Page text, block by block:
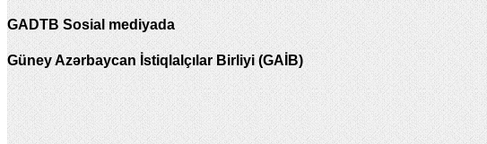
GADTB Sosial mediyada
Güney Azərbaycan İstiqlalçılar Birliyi (GAİB)